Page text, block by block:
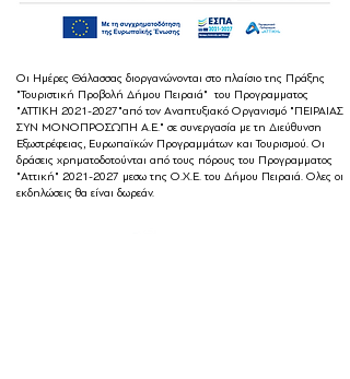
Οι Ημέρες Θάλασσας διοργανώνονται στο πλαίσιο της Πράξης
"Τουριστική Προβολή Δήμου Πειραιά" του Προγραμματος
"ΑΤΤΙΚΗ 2021-2027"από τον Αναπτυξιακό Οργανισμό "ΠΕΙΡΑΙΑΣ
ΣΥΝ ΜΟΝΟΠΡΟΣΩΠΗ Α.Ε." σε συνεργασία με τη Διεύθυνση
Εξωστρέφειας, Ευρωπαϊκών Προγραμμάτων και Τουρισμού. Οι
δράσεις χρηματοδοτούνται από τους πόρους του Προγραμματος
"Αττική" 2021-2027 μεσω της Ο.Χ.Ε. του Δήμου Πειραιά. Ολες οι
εκδηλώσεις θα είναι δωρεάν.